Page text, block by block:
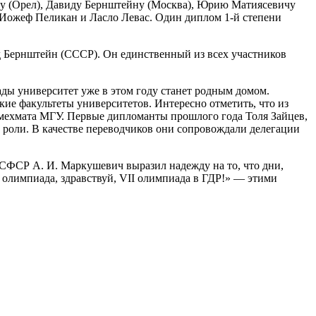
(Орел), Давиду Бернштейну (Москва), Юрию Матиясевичу
Пеликан и Ласло Левас. Один диплом 1-й степени
Бернштейн (СССР). Он единственный из всех участников
университет уже в этом году станет родным домом.
факультеты университетов. Интересно отметить, что из
МГУ. Первые дипломанты прошлого года Толя Зайцев,
В качестве переводчиков они сопровождали делегации
А. И. Маркушевич выразил надежду на то, что дни,
здравствуй, VII олимпиада в ГДР!» — этими